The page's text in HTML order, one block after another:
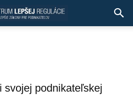
svojej podnikateľskej